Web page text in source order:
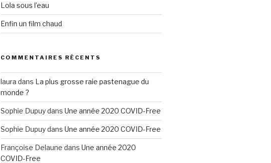
Lola sous l’eau
Enfin un film chaud
COMMENTAIRES RÉCENTS
laura dans La plus grosse raie pastenague du
monde ?
Sophie Dupuydans Une année 2020 COVID-Free
Sophie Dupuydans Une année 2020 COVID-Free
Françoise Delaune dans Une année 2020
COVID-Free